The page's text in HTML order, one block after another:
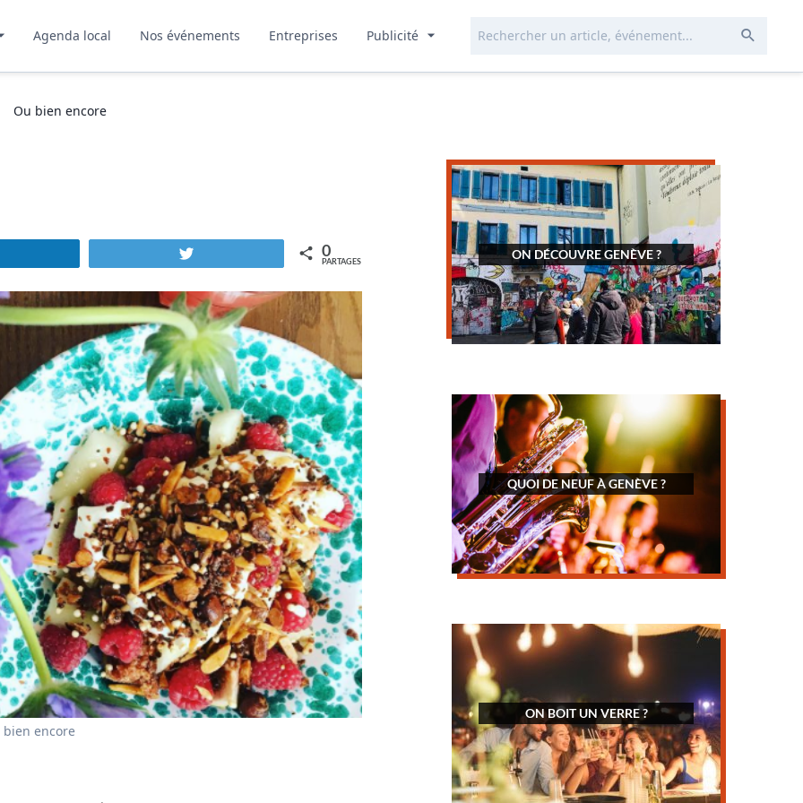
Agenda local Nos événements Entreprises Publicité
Ou bien encore
0
PARTAGES
encore
ON DÉCOUVRE GENÈVE ?
QUOI DE NEUF À GENÈVE ?
ON BOIT UN VERRE ?